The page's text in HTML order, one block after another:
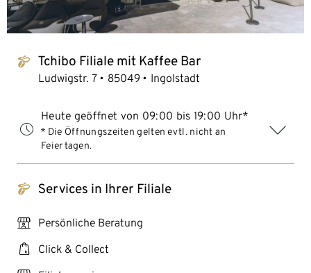
tchibo_logo Tchibo Filiale mit Kaffee Bar
Ludwigstr. 7 85049 Ingolstadt
Heute geöffnet von 09:00 bis 19:00 Uhr*
* Die Öffnungszeiten gelten evtl. nicht an
Feiertagen.
tchibo_logo Services in Ihrer Filiale
personal_services Persönliche Beratung
click_collect Click & Collect